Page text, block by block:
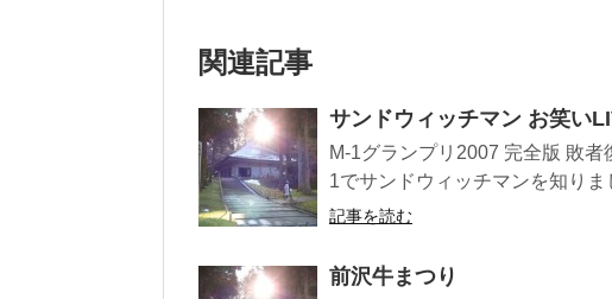
関連記事
サンドウィッチマン お笑い
M-1グランプリ2007 完全版 敗
1でサンドウィッチマンを知り
記事を読む
前沢牛まつり